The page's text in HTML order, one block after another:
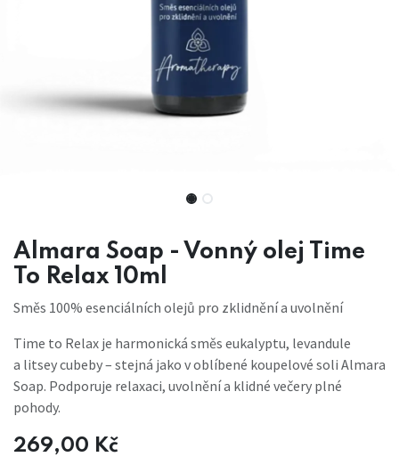
Almara Soap - Vonný olej Time
To Relax 10ml
Směs 100% esenciálních olejů pro zklidnění a uvolnění
Time to Relax je harmonická směs eukalyptu, levandule
a litsey cubeby – stejná jako v oblíbené koupelové soli Almara
Soap. Podporuje relaxaci, uvolnění a klidné večery plné
pohody.
269,00 Kč